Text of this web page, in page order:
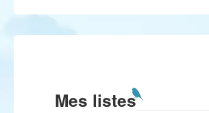
Mes listes